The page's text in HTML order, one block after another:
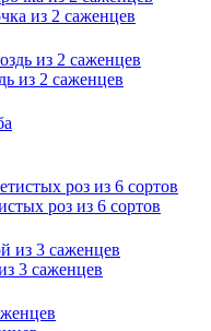
из 2 саженцев
из 2 саженцев
роз из 6 сортов
3 саженцев